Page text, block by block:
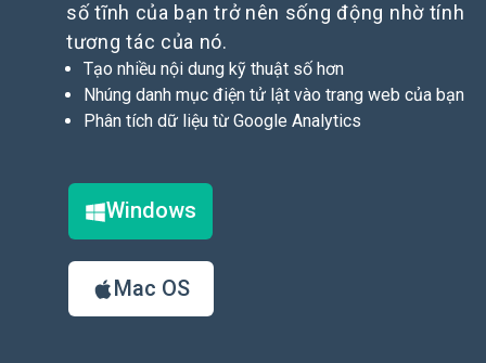
số tĩnh của bạn trở nên sống động nhờ tính
tương tác của nó.
Tạo nhiều nội dung kỹ thuật số hơn
Nhúng danh mục điện tử lật vào trang web của bạn
Phân tích dữ liệu từ Google Analytics
Windows
Mac OS